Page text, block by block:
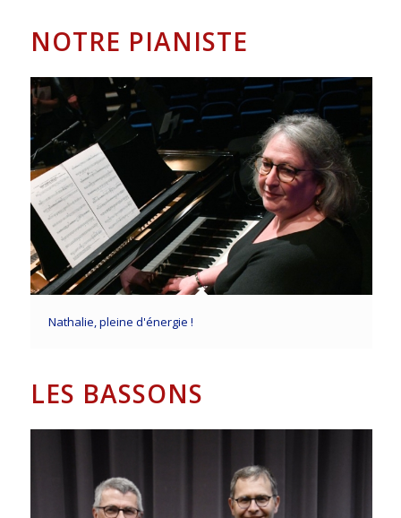
NOTRE PIANISTE
Nathalie, pleine d'énergie !
LES BASSONS